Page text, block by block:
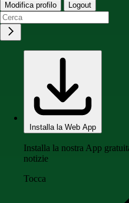
Modifica profilo Logout
Installa la Web App
Installa la nostra App
notizie
Tocca